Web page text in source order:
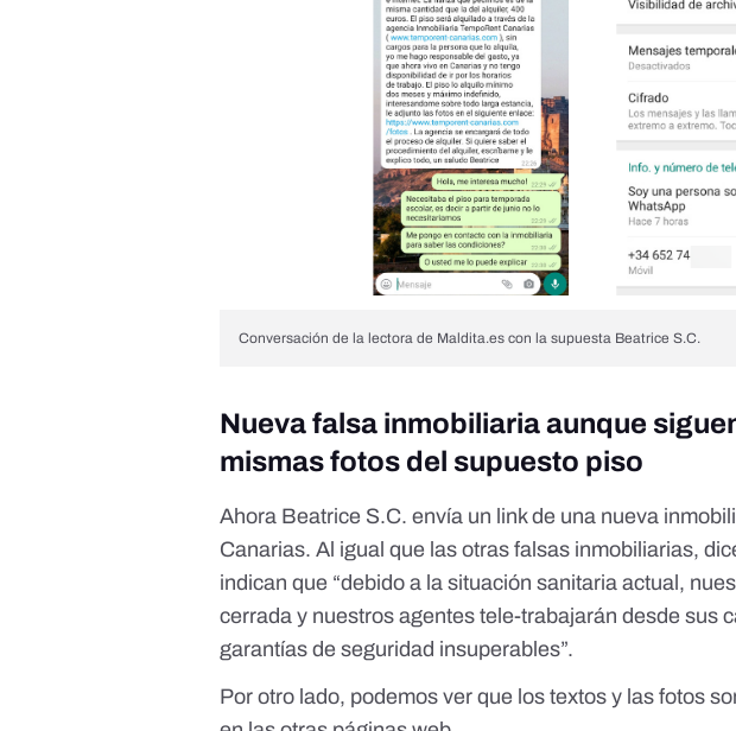
Conversación de la lectora de Maldita.es con la supuesta Beatrice S.C.
Nueva falsa inmobiliaria aunque
mismas fotos del supuesto piso
Ahora Beatrice S.C. envía un link de una nueva
Canarias. Al igual que las otras falsas inmobiliarias,
indican que “debido a la situación sanitaria actual,
cerrada y nuestros agentes tele-trabajarán desde sus
garantías de seguridad insuperables”.
Por otro lado, podemos ver que los textos y las fotos